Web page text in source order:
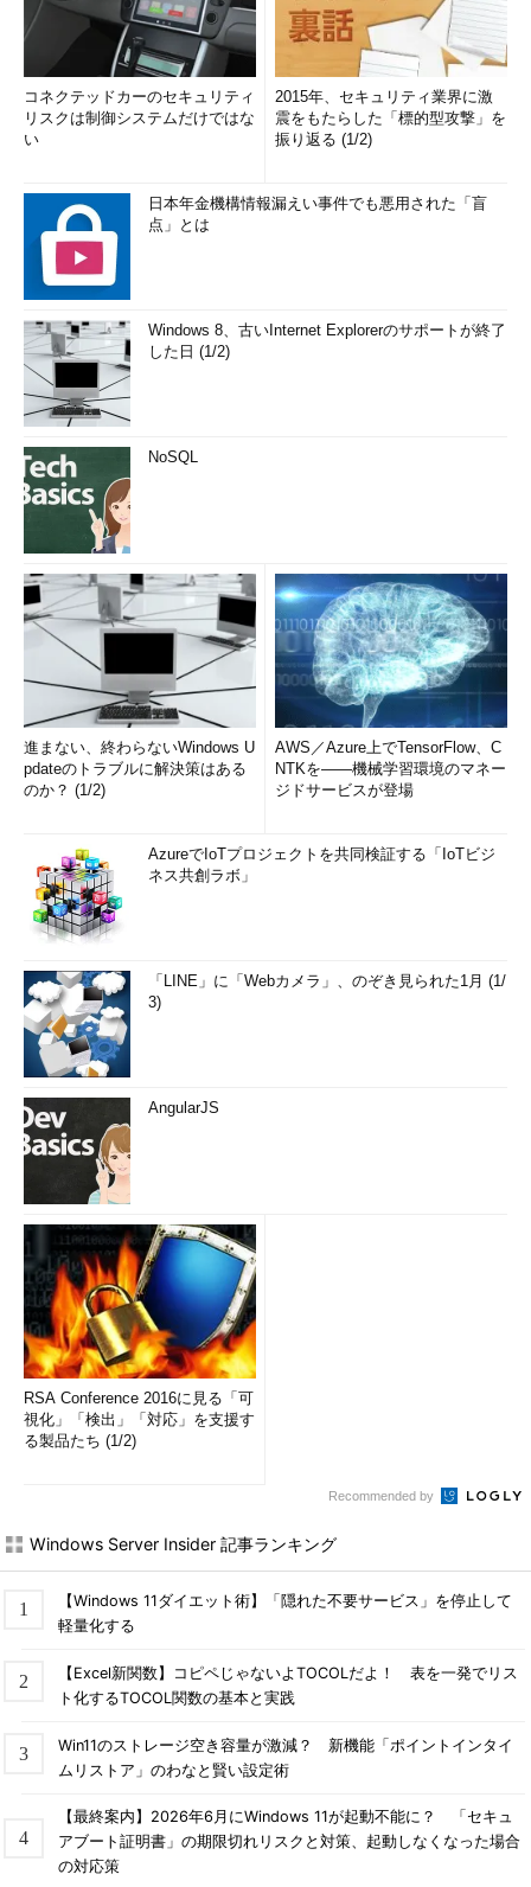
コネクテッドカーのセキュリティ
リスクは制御システムだけではな
い
2015年、セキュリティ業界に激
震をもたらした「標的型攻撃」を
振り返る (1/2)
日本年金機構情報漏えい事件でも悪用された「盲
点」とは
Windows 8、古いInternet Explorerのサポートが終了
した日 (1/2)
NoSQL
進まない、終わらないWindows U
pdateのトラブルに解決策はある
のか？ (1/2)
AWS／Azure上でTensorFlow、C
NTKを――機械学習環境のマネー
ジドサービスが登場
AzureでIoTプロジェクトを共同検証する「IoTビジ
ネス共創ラボ」
「LINE」に「Webカメラ」、のぞき見られた1月 (1/
3)
AngularJS
RSA Conference 2016に見る「可
視化」「検出」「対応」を支援す
る製品たち (1/2)
Recommended by
Windows Server Insider 記事ランキング
【Windows 11ダイエット術】「隠れた不要サービス」を停止して
軽量化する
【Excel新関数】コピペじゃないよTOCOLだよ！ 表を一発でリス
ト化するTOCOL関数の基本と実践
Win11のストレージ空き容量が激減？ 新機能「ポイントインタイ
ムリストア」のわなと賢い設定術
【最終案内】2026年6月にWindows 11が起動不能に？ 「セキュ
アブート証明書」の期限切れリスクと対策、起動しなくなった場合
の対応策